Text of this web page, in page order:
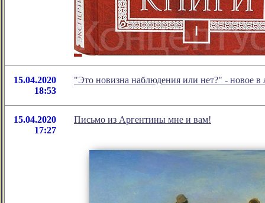
15.04.2020
18:53
"Это новизна наблюдения или нет?" - новое
15.04.2020
17:27
Письмо из Аргентины мне и вам!